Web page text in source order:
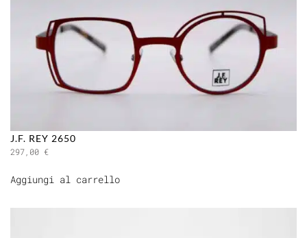
J.F. REY 2650
297,00 €
Aggiungi al carrello